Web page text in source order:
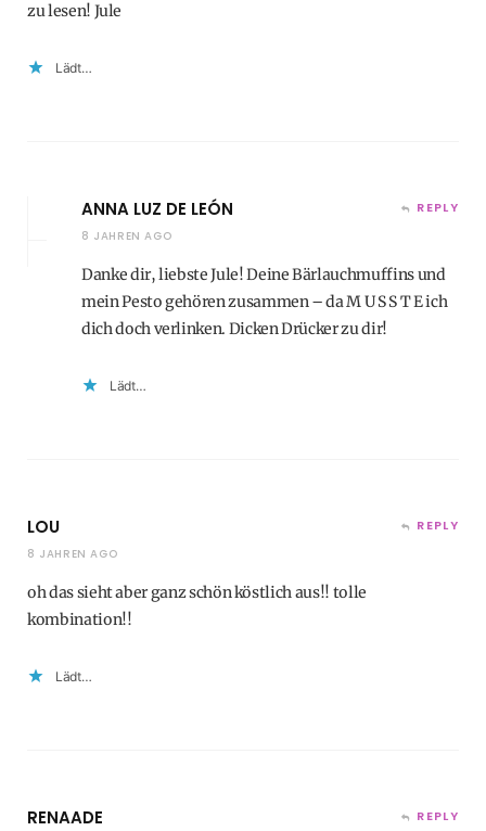
zu lesen! Jule
Lädt…
ANNA LUZ DE LEÓN
8 JAHREN AGO
REPLY
Danke dir, liebste Jule! Deine Bärlauchmuffins und
mein Pesto gehören zusammen – da M U S S T E ich
dich doch verlinken. Dicken Drücker zu dir!
Lädt…
LOU
8 JAHREN AGO
REPLY
oh das sieht aber ganz schön köstlich aus!! tolle
kombination!!
Lädt…
RENAADE REPLY